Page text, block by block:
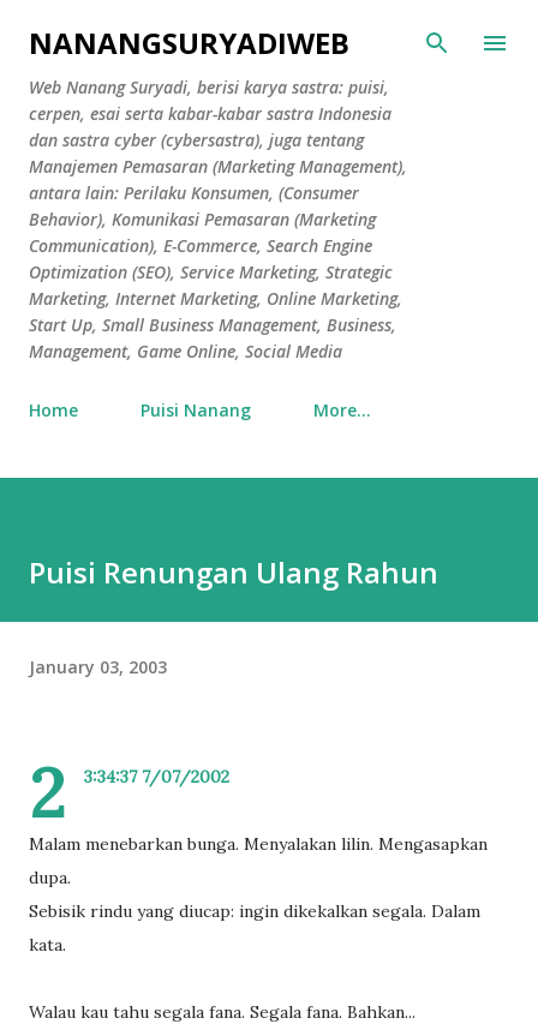
Skip to main content
NANANGSURYADIWEB
Web Nanang Suryadi, berisi karya sastra: puisi,
cerpen, esai serta kabar-kabar sastra Indonesia
dan sastra cyber (cybersastra), juga tentang
Manajemen Pemasaran (Marketing Management),
antara lain: Perilaku Konsumen, (Consumer
Behavior), Komunikasi Pemasaran (Marketing
Communication), E-Commerce, Search Engine
Optimization (SEO), Service Marketing, Strategic
Marketing, Internet Marketing, Online Marketing,
Start Up, Small Business Management, Business,
Management, Game Online, Social Media
Home Puisi Nanang More…
Puisi Renungan Ulang Rahun
January 03, 2003
2 3:34:37 7/07/2002
Malam menebarkan bunga. Menyalakan lilin. Mengasapkan
dupa.
Sebisik rindu yang diucap: ingin dikekalkan segala. Dalam
kata.
Walau kau tahu segala fana. Segala fana. Bahkan...